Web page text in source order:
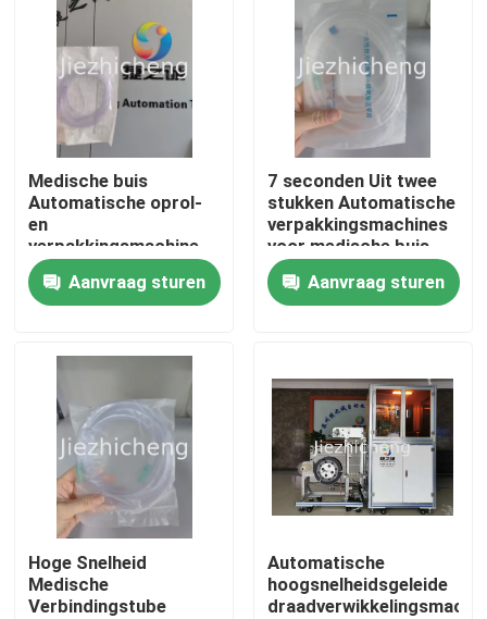
Producten
Video's
Over ons
Fabriekstocht
Neem contact met ons op
Vraag een offerte
Medisch apparaat Verpakkende Machines
Medische apparatuur die Machine maken
Medische buis
Automatische oprol-
en
verpakkingsmachine
Zuigverbindingsbuiswikkel-
en
verpakkingsapparatuur
Aanvraag sturen
7 seconden Uit twee
stukken Automatische
verpakkingsmachines
voor medische buis
Automatische
neuskanneel Wikkeling
en afdichting BYG002
Aanvraag sturen
Hoge Snelheid
Medische
Verbindingstube
Automatische
hoogsnelheidsgeleide